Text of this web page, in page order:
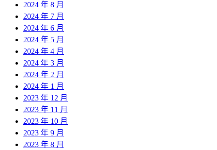
2024 年 8 月
2024 年 7 月
2024 年 6 月
2024 年 5 月
2024 年 4 月
2024 年 3 月
2024 年 2 月
2024 年 1 月
2023 年 12 月
2023 年 11 月
2023 年 10 月
2023 年 9 月
2023 年 8 月